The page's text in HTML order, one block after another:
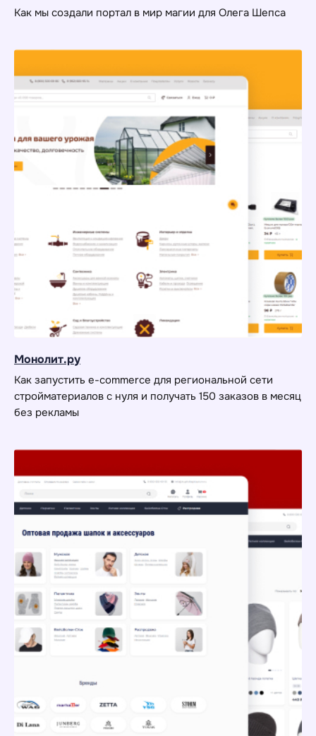
Как мы создали портал в мир магии для Олега Шепса
Монолит.ру
Как запустить e-commerce для региональной сети
стройматериалов с нуля и получать 150 заказов в месяц
без рекламы